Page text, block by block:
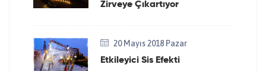
Zirveye Çıkartıyor
20 Mayıs 2018 Pazar
Etkileyici Sis Efekti